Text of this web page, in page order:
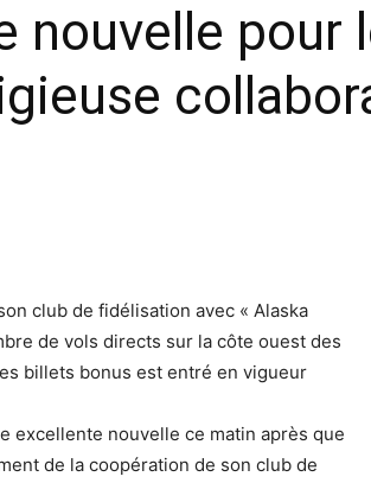
nouvelle pour
club de fidélisation avec « Alaska
de vols directs sur la côte ouest des
billets bonus est entré en vigueur
excellente nouvelle ce matin après que
de la coopération de son club de